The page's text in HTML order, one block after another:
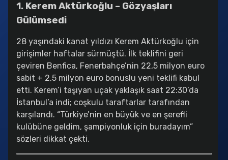
1. Kerem Aktürkoğlu – Gözyaşları
Gülümsedi
28 yaşındaki kanat yıldızı Kerem Aktürkoğlu için
girişimler haftalar sürmüştü. İlk teklifini geri
çeviren Benfica, Fenerbahçe’nin 22,5 milyon euro
sabit + 2,5 milyon euro bonuslu yeni teklifi kabul
etti. Kerem’i taşıyan uçak yaklaşık saat 22:30’da
İstanbul’a indi; coşkulu taraftarlar tarafından
karşılandı. “Türkiye’nin en büyük ve en şerefli
kulübüne geldim, şampiyonluk için buradayım”
sözleri dikkat çekti.
2025-08-27 11:11:23
2025-08-27 11:08:18
Galatasaray’ın Yıldızına 50 Milyon Euro’luk Teklif !
Altay Bayındır’ın Hatası Kaçınılmaz Bir Krize Dönüştü
2025-08-18 12:08:42
Kerem Aktürkoğlu Transferinde Kritik Hamle